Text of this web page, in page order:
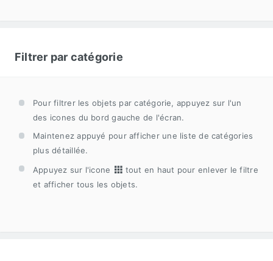
Filtrer par catégorie
Pour filtrer les objets par catégorie, appuyez sur l'un
des icones du bord gauche de l'écran.
Maintenez appuyé pour afficher une liste de catégories
plus détaillée.
Appuyez sur l'icone
tout en haut pour enlever le filtre
et afficher tous les objets.